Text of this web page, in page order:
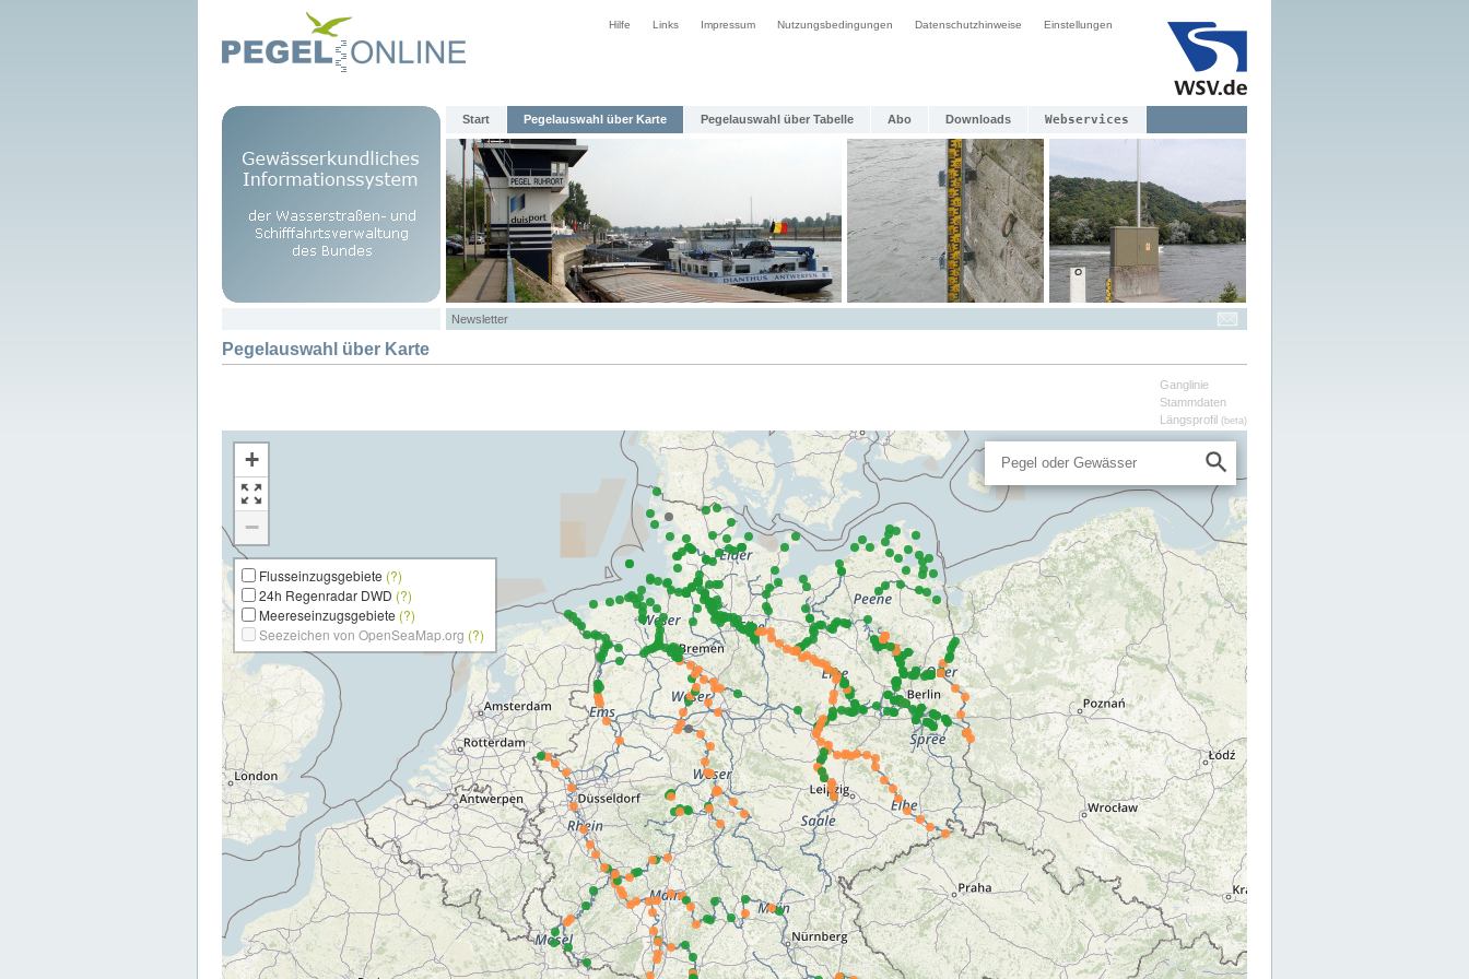
Hilfe Links Impressum Nutzungsbedingungen Datenschutzhinweise Einstellungen
Start Pegelauswahl über Karte Pegelauswahl über Tabelle Abo Downloads Webservices
Newsletter
Pegelauswahl über Karte
Ganglinie
Stammdaten
Längsprofil (beta)
+
−
Flusseinzugsgebiete (?)
24h Regenradar DWD (?)
Meereseinzugsgebiete (?)
Seezeichen von OpenSeaMap.org (?)